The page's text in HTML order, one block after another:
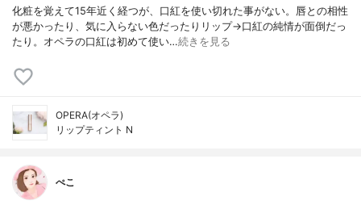
化粧を覚えて15年近く経つが、口紅を使い切れた事がない。唇との相性
が悪かったり、気に入らない色だったりリップ→口紅の純情が面倒だっ
たり。オペラの口紅は初めて使い…続きを見る
OPERA(オペラ)
リップティント N
ぺこ